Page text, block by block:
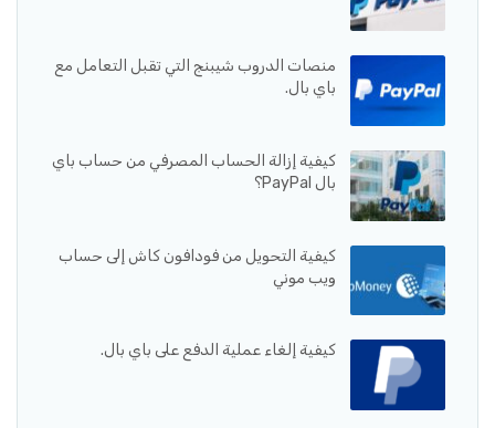
منصات الدروب شيبنج التي تقبل التعامل مع
باي بال.
كيفية إزالة الحساب المصرفي من حساب باي
بال PayPal؟
كيفية التحويل من فودافون كاش إلى حساب
ويب موني
كيفية إلغاء عملية الدفع على باي بال.